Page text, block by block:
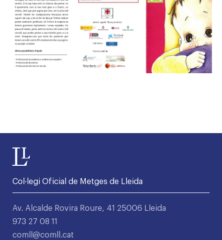
Col·legi Oficial de Metges de Lleida
Av. Alcalde Rovira Roure, 41 25006 Lleida
973 27 08 11
comll@comll.cat